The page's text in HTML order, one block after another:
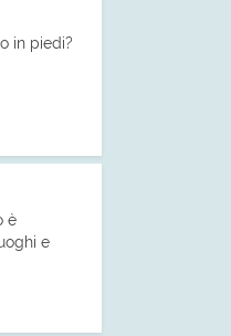
in piedi?
è
e